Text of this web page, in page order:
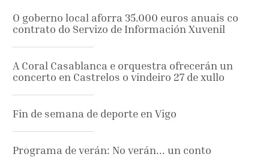
O goberno local aforra 35.000 euros anuais co
contrato do Servizo de Información Xuvenil
A Coral Casablanca e orquestra ofrecerán un
concerto en Castrelos o vindeiro 27 de xullo
Fin de semana de deporte en Vigo
Programa de verán: No verán... un conto